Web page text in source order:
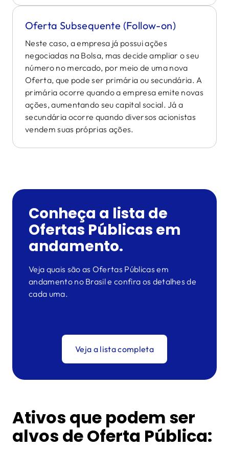
Oferta Subsequente ​(Follow-on)
Neste caso, a empresa já possui ações
negociadas na Bolsa, mas decide ampliar o seu
número no mercado, por meio de uma nova
Oferta, que pode ser primária ou secundária. A
primária ocorre quando a empresa emite novas
ações, aumentando seu capital social. Já a
secundária ocorre quando diversos acionistas
vendem suas próprias ações.
Conheça a lista de
Ofertas Públicas em
andamento.
Veja quais são as Ofertas Públicas em
andamento no Brasil e confira os detalhes de
cada uma.
Veja a lista completa
Ativos que podem ser
alvos de Oferta Pública: